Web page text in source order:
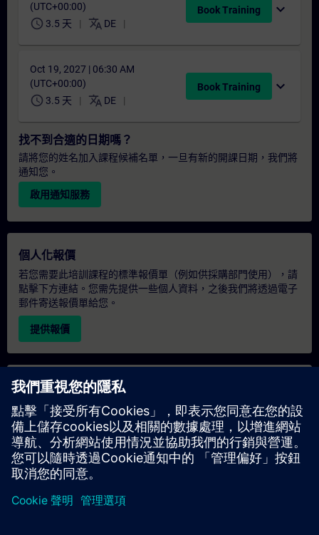
(UTC+00:00)
schedule 3.5 天 translate DE
Book Training expand_more
Oct 19, 2027 | 06:30 AM
(UTC+00:00)
schedule 3.5 天 translate DE
Book Training expand_more
找不到合適的日期嗎？
請將您的姓名加入課程候補名單，一旦有新的開課日期，我們將
通知您。
啟用通知服務
個人化報價
若您需要此培訓課程的標準報價單（例如供採購部門使用），請
點擊下方連結。您需先提供一些個人資料，之後我們將透過電子
郵件寄送報價單給您。
提供報價
專屬培訓諮詢
若您需要針對專屬培訓課程（無論是現場、線上或於我們的
SITRAIN 培訓中心舉辦）索取報價，請填寫下方的諮詢表單。此
類請求適合較大規模的團體（6 人以上）。提供您的聯絡資料及
培訓需求後，我們將向您發送報價單。
索取專屬報價